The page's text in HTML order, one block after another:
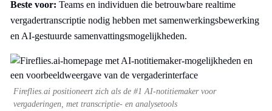
Beste voor: Teams en individuen die betrouwbare realtime
vergadertranscriptie nodig hebben met samenwerkingsbewerking
en AI-gestuurde samenvattingsmogelijkheden.
Fireflies.ai positioneert zich als de #1 AI-notitiemaker voor
vergaderingen, met transcriptie- en analysetools